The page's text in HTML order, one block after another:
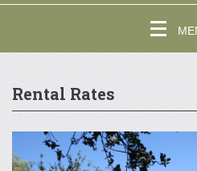
Rental Rates